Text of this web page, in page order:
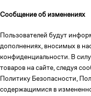
Сообщение об изменениях
Пользователей будут
дополнениях, вносимых в
конфиденциальности. В
товаров на сайте, следуя
Политику Безопасности,
содержащимися в